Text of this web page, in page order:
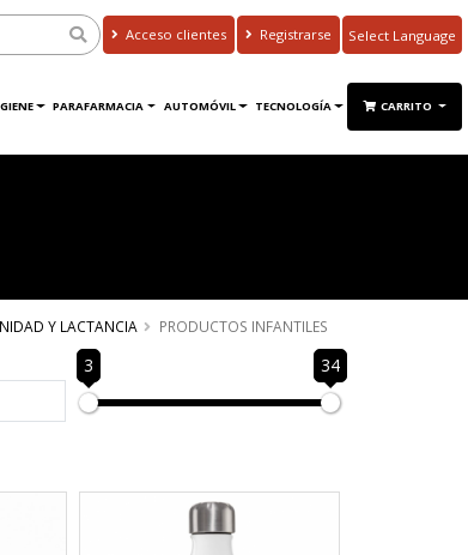
Acceso clientes Registrarse
Translate
PARAFARMACIA AUTOMÓVIL TECNOLOGÍA CARRITO
Y LACTANCIA PRODUCTOS INFANTILES
3 34